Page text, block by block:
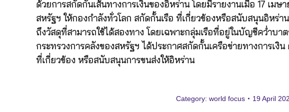
ด้วยการสกัดกั้นเส้นทางการเงินของอิหร่าน โดยมีรายงานเมื่อ 17 เมษ
สหรัฐฯ ให้กองกำลังทั่วโลก สกัดกั้นเรือ ที่เกี่ยวข้องหรือสนับสนุนอิหร่
ถึงวัสดุที่สามารถใช้ได้สองทาง โดยเฉพาะกลุ่มเรือที่อยู่ในบัญชีคว่ำบ
กระทรวงการคลังของสหรัฐฯ ได้ประกาศสกัดกั้นเครือข่ายทางการเงิ
ที่เกี่ยวข้อง หรือสนับสนุนการขนส่งให้อิหร่าน
Category: world focus 19 April